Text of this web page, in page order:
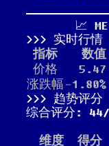
📈
实时行情
指标
数值
价格
5.47
涨跌幅 -1.80%
趋势评分
综合评分:
维度 得分